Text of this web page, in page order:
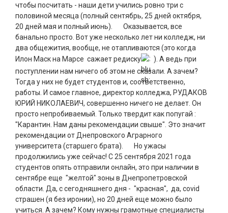
чтобы посчитать - наши дети учились ровно три с
половиной месяца (полный сентябрь, 25 дней октября,
20 дней мая и полный июнь). Оказывается, все
банально просто. Вот уже несколько лет ни колледж, ни
два общежития, вообще, не отапливаются (это когда
Илон Маск на Марсе сажает редиску
). А ведь при
поступлении нам ничего об этом не сказали. А зачем?
Тогда у них не будет студентов и, соответственно,
работы. И самое главное, директор колледжа, РУДАКОВ
ЮРИЙ НИКОЛАЕВИЧ, совершенно ничего не делает. Он
просто непробиваемый. Только твердит как попугай :
"Карантин. Нам даны рекомендации свыше". Это значит
рекомендации от Днепровского Аграрного
университета (старшего брата). Но ужасы
продолжились уже сейчас! С 25 сентября 2021 года
студентов опять отправили онлайн, это при наличии в
сентябре еще "желтой" зоны в Днепропетровской
области. Да, с сегодняшнего дня - "красная", да, covid
страшен (я без иронии), но 20 дней еще можно было
учиться. А зачем? Кому нужны грамотные специалисты